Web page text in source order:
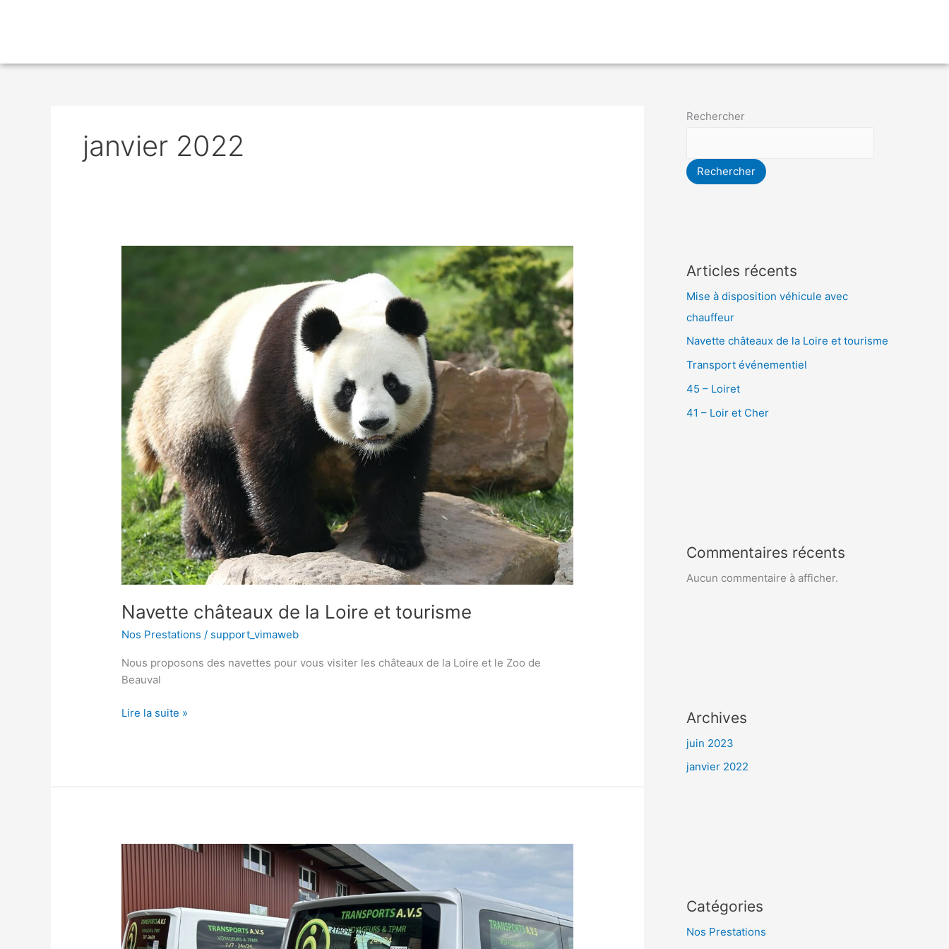
janvier 2022
Navette châteaux de la Loire et tourisme
Nos Prestations / support_vimaweb
Nous proposons des navettes pour vous visiter les châteaux de la Loire et le Zoo de
Beauval
tourisme
Lire la suite »
Transport
événementiel
Rechercher
Rechercher
Articles récents
Mise à disposition véhicule avec
chauffeur
Navette châteaux de la Loire et tourisme
Transport événementiel
45 – Loiret
41 – Loir et Cher
Commentaires récents
Aucun commentaire à afficher.
Archives
juin 2023
janvier 2022
Catégories
Nos Prestations